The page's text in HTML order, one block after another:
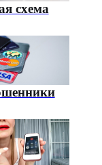
схема